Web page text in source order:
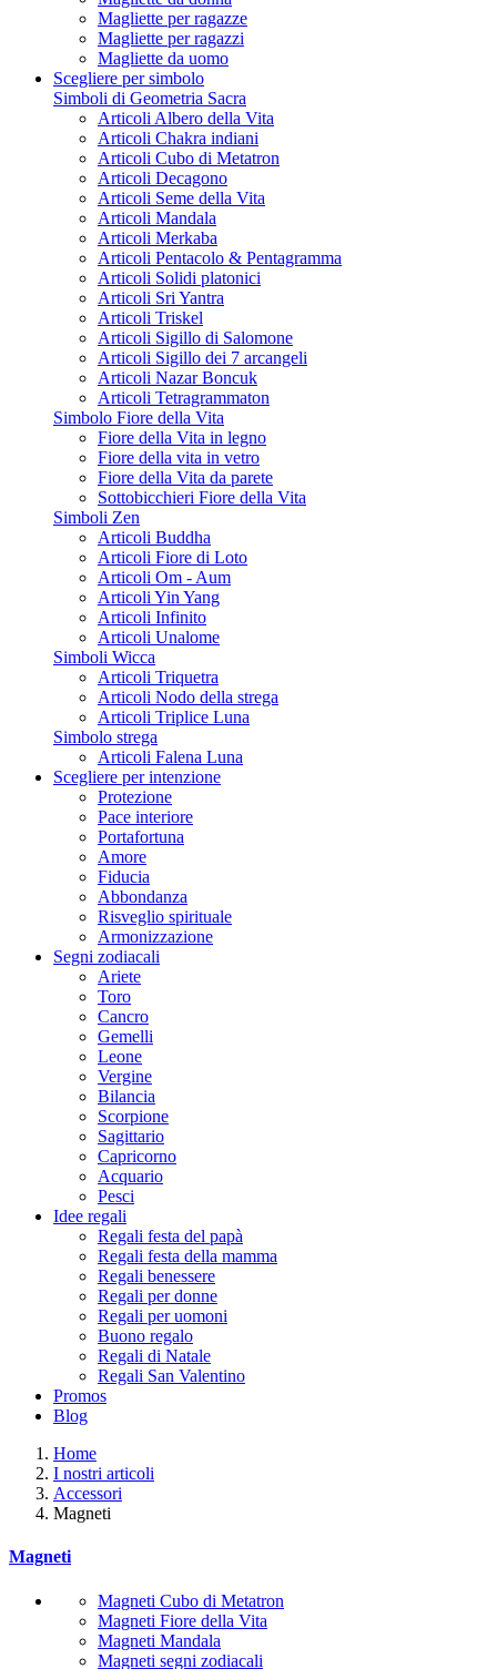
Magliette per ragazze
Magliette per ragazzi
Magliette da uomo
Scegliere per simbolo
Simboli di Geometria Sacra
Articoli Albero della Vita
Articoli Chakra indiani
Articoli Cubo di Metatron
Articoli Decagono
Articoli Seme della Vita
Articoli Mandala
Articoli Merkaba
Articoli Pentacolo & Pentagramma
Articoli Solidi platonici
Articoli Sri Yantra
Articoli Triskel
Articoli Sigillo di Salomone
Articoli Sigillo dei 7 arcangeli
Articoli Nazar Boncuk
Articoli Tetragrammaton
Simbolo Fiore della Vita
Fiore della Vita in legno
Fiore della vita in vetro
Fiore della Vita da parete
Sottobicchieri Fiore della Vita
Simboli Zen
Articoli Buddha
Articoli Fiore di Loto
Articoli Om - Aum
Articoli Yin Yang
Articoli Infinito
Articoli Unalome
Simboli Wicca
Articoli Triquetra
Articoli Nodo della strega
Articoli Triplice Luna
Simbolo strega
Articoli Falena Luna
Scegliere per intenzione
Protezione
Pace interiore
Portafortuna
Amore
Fiducia
Abbondanza
Risveglio spirituale
Armonizzazione
Segni zodiacali
Ariete
Toro
Cancro
Gemelli
Leone
Vergine
Bilancia
Scorpione
Sagittario
Capricorno
Acquario
Pesci
Idee regali
Regali festa del papà
Regali festa della mamma
Regali benessere
Regali per donne
Regali per uomoni
Buono regalo
Regali di Natale
Regali San Valentino
Promos
Blog
Home
I nostri articoli
Accessori
Magneti
Magneti
Magneti Cubo di Metatron
Magneti Fiore della Vita
Magneti Mandala
Magneti segni zodiacali